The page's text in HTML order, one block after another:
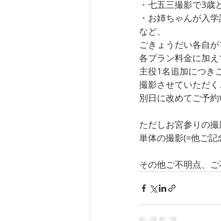
・七五三撮影で3歳
・お姉ちゃんが入
など、
ごきょうだい各自
各プラン料金に加
主役1名追加につき
撮影させていただ
別日に改めてご予
ただしお宮参りの
単体の撮影(=他ご
その他ご不明点、